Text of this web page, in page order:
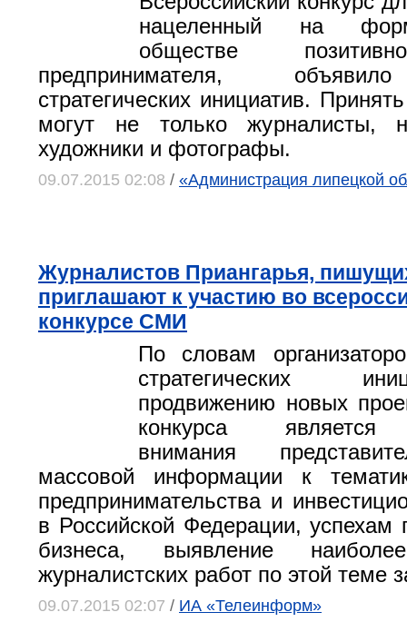
нацеленный на
обществе
предпринимателя,
стратегических инициатив.
могут не только журналисты,
художники и фотографы.
09.07.2015 02:08 / «Администрация липецкой
Журналистов Приангарья,
приглашают к участию во
конкурсе СМИ
По словам
стратегических
продвижению новых
конкурса является
внимания
массовой информации к
предпринимательства и
в Российской Федерации, успехам
бизнеса, выявление
журналистских работ по этой теме
09.07.2015 02:07 / ИА «Телеинформ»